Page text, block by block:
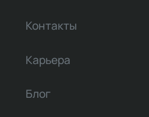
Контакты
Карьера
Блог